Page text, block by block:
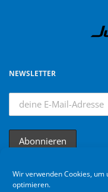
Wir verwenden Cookies,
optimieren.
NEWSLETTER